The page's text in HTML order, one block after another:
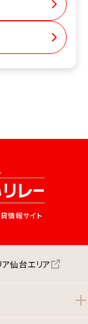
情報サイト
ア仙台エリア